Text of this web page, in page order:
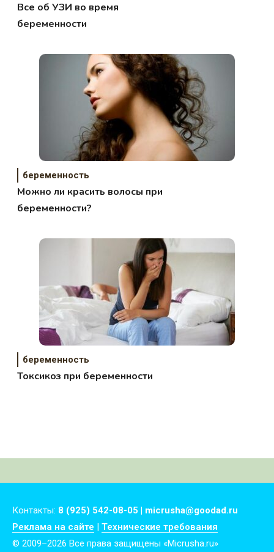
Все об УЗИ во время
беременности
беременность
Можно ли красить волосы при
беременности?
беременность
Токсикоз при беременности
Контакты: 8 (925) 542-08-05 | micrusha@goodad.ru
Реклама на сайте
Технические требования
© 2009–2026 Все права защищены «Micrusha.ru»